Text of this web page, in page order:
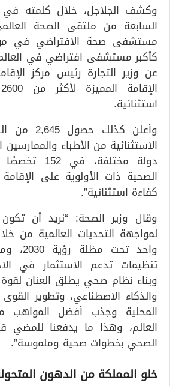
وكشف الجلاجل، خلال كلمته في
السابعة من ملتقى الصحة
مستشفى صحة الافتراضي في
كأكبر مستشفى افتراضي في العالم.
عن وزير التجارة رئيس مركز
استثنائية.
وأعلن
دولة
الصحية ذات الأولوية على الإقامة
كفاءة استثنائية”.
وقال وزير الصحة: “نريد أن تكون
لمواجهة التحديات العالمية من
واحد
تنظيمات تدعم الاستثمار في
وبناء نظام صحي يطلق العنان لقوة
والذكاء الاصطناعي، وتطوير
المحلية وجذب أفضل المواهب
العالم، وهذا ما يدفعنا للمضي
الصحي بخطوات صحية وملموسة”.
خلو المملكة من الدهون